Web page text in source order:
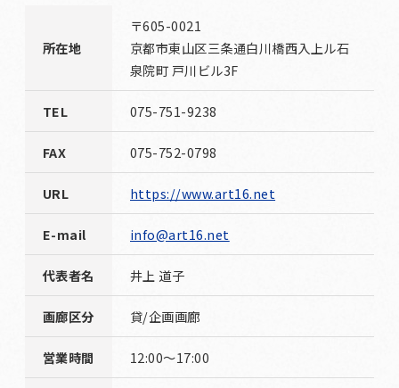
所在地
〒605-0021
京都市東山区三条通白川橋西入上ル石
泉院町 戸川ビル3F
TEL 075-751-9238
FAX 075-752-0798
URL https://www.art16.net
E-mail info@art16.net
代表者名 井上 道子
画廊区分 貸/企画画廊
営業時間 12:00～17:00